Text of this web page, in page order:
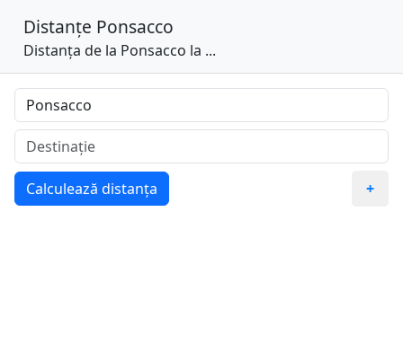
Distanțe Ponsacco
Distanța de la Ponsacco la ...
Calculează distanța +